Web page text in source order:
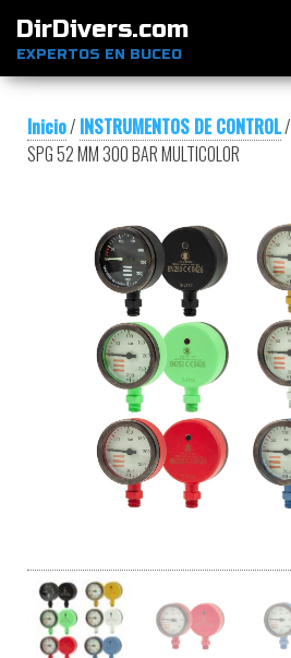
DirDivers.com
EXPERTOS EN BUCEO
Inicio/ INSTRUMENTOS DE CONTROL/
SPG 52 MM 300 BAR MULTICOLOR